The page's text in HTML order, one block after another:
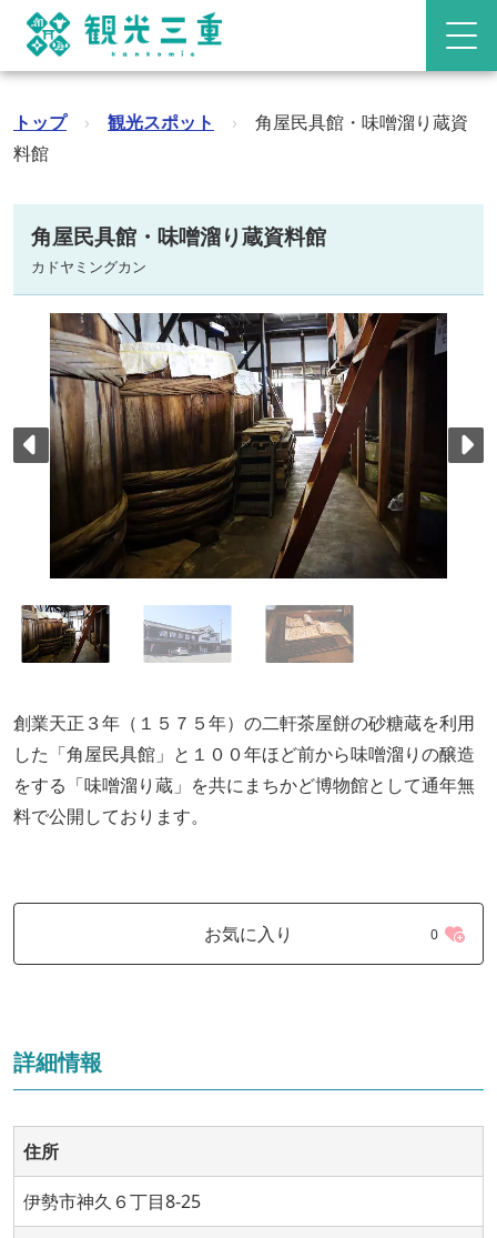
トップ › 観光スポット ›
角屋民具館・味噌溜り蔵資
料館
角屋民具館・味噌溜り蔵資料館
カドヤミングカン
創業天正３年（１５７５年）の二軒茶屋餅の砂糖蔵を利用
した「角屋民具館」と１００年ほど前から味噌溜りの醸造
をする「味噌溜り蔵」を共にまちかど博物館として通年無
料で公開しております。
お気に入り 0
詳細情報
住所
伊勢市神久６丁目8-25